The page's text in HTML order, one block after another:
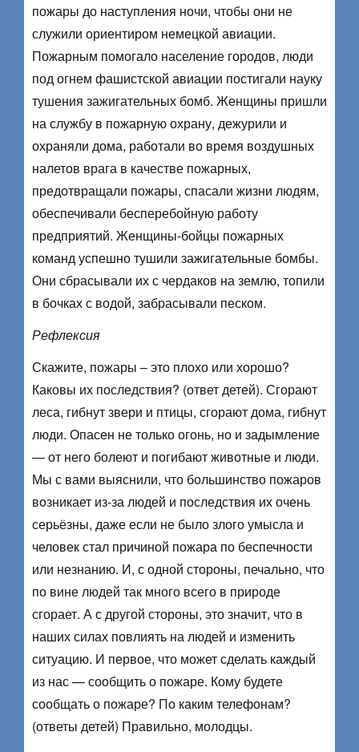
пожары до наступления ночи, чтобы они не
служили ориентиром немецкой авиации.
Пожарным помогало население городов, люди
под огнем фашистской авиации постигали науку
тушения зажигательных бомб. Женщины пришли
на службу в пожарную охрану, дежурили и
охраняли дома, работали во время воздушных
налетов врага в качестве пожарных,
предотвращали пожары, спасали жизни людям,
обеспечивали бесперебойную работу
предприятий. Женщины-бойцы пожарных
команд успешно тушили зажигательные бомбы.
Они сбрасывали их с чердаков на землю, топили
в бочках с водой, забрасывали песком.
Рефлексия
Скажите, пожары – это плохо или хорошо?
Каковы их последствия? (ответ детей). Сгорают
леса, гибнут звери и птицы, сгорают дома, гибнут
люди. Опасен не только огонь, но и задымление
— от него болеют и погибают животные и люди.
Мы с вами выяснили, что большинство пожаров
возникает из-за людей и последствия их очень
серьёзны, даже если не было злого умысла и
человек стал причиной пожара по беспечности
или незнанию. И, с одной стороны, печально, что
по вине людей так много всего в природе
сгорает. А с другой стороны, это значит, что в
наших силах повлиять на людей и изменить
ситуацию. И первое, что может сделать каждый
из нас — сообщить о пожаре. Кому будете
сообщать о пожаре? По каким телефонам?
(ответы детей) Правильно, молодцы.